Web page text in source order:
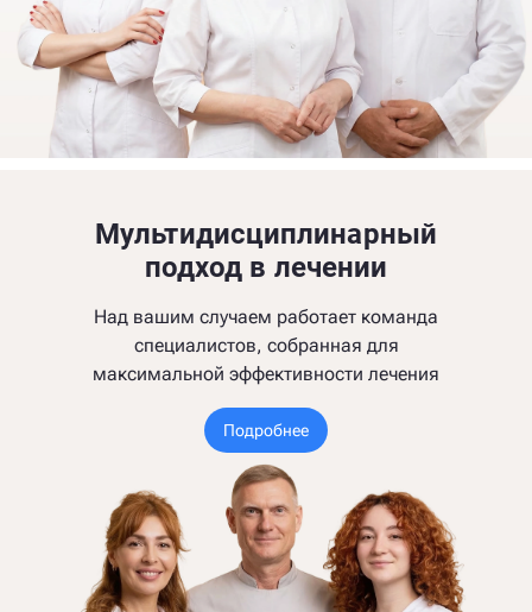
Мультидисциплинарный
подход в лечении
Над вашим случаем работает команда
специалистов, собранная для
максимальной эффективности лечения
Подробнее